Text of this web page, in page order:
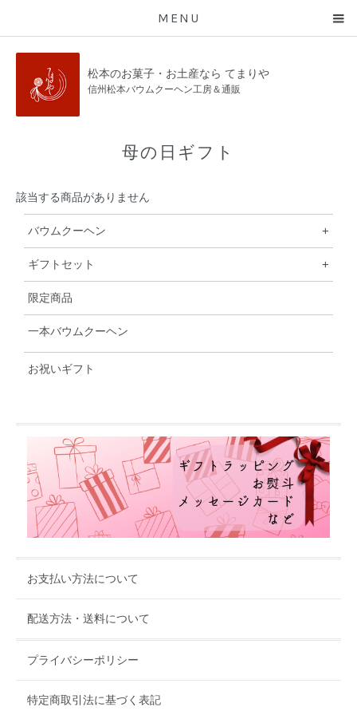
MENU
松本のお菓子・お土産なら てまりや
信州松本バウムクーヘン工房＆通販
母の日ギフト
該当する商品がありません
バウムクーヘン +
ギフトセット +
限定商品
一本バウムクーヘン
お祝いギフト
お支払い方法について
配送方法・送料について
プライバシーポリシー
特定商取引法に基づく表記